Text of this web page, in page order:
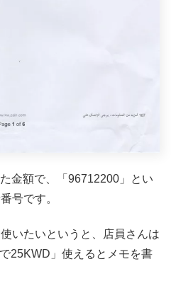
金額で、「96712200」とい
号です。
いたいというと、店員さんは
25KWD」使えるとメモを書